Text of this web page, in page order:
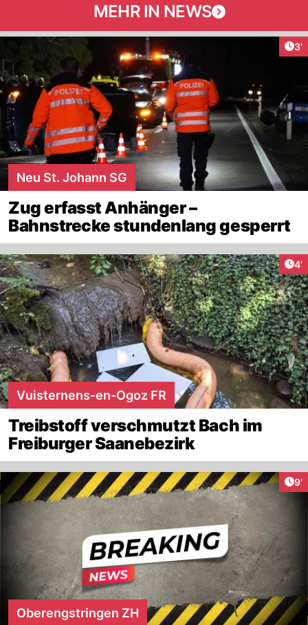
MEHR IN NEWS
3'
Neu St. Johann SG
Zug erfasst Anhänger –
Bahnstrecke stundenlang gesperrt
4'
Vuisternens-en-Ogoz FR
Treibstoff verschmutzt Bach im
Freiburger Saanebezirk
9'
Oberengstringen ZH